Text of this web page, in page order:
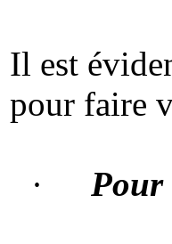
Il est
pour faire
· Pour